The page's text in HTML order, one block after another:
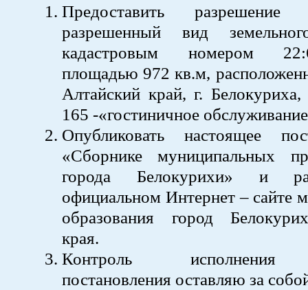
Предоставить
разрешенный вид
кадастровым номером
площадью 972 кв.м,
Алтайский край, г.
165 -«гостиничное
Опубликовать настоящее
«Сборнике муниципальных
города Белокурихи» и
официальном Интернет – сайте
образования город
края.
Контроль исполнения
постановления оставляю за